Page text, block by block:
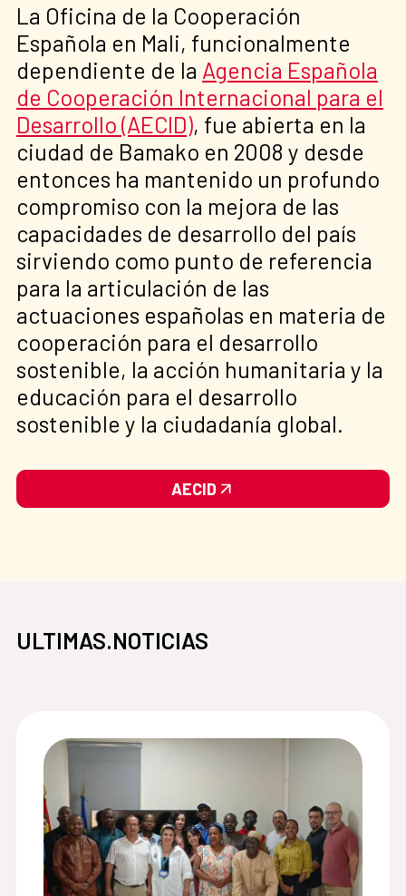
La Oficina de la Cooperación
Española en Mali, funcionalmente
dependiente de la Agencia Española
de Cooperación Internacional para el
Desarrollo (AECID), fue abierta en la
ciudad de Bamako en 2008 y desde
entonces ha mantenido un profundo
compromiso con la mejora de las
capacidades de desarrollo del país
sirviendo como punto de referencia
para la articulación de las
actuaciones españolas en materia de
cooperación para el desarrollo
sostenible, la acción humanitaria y la
educación para el desarrollo
sostenible y la ciudadanía global.
AECID
ULTIMAS.NOTICIAS